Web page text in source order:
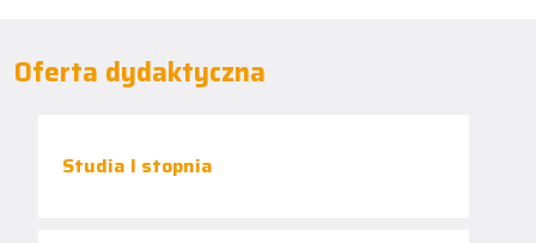
Oferta dydaktyczna
Studia I stopnia